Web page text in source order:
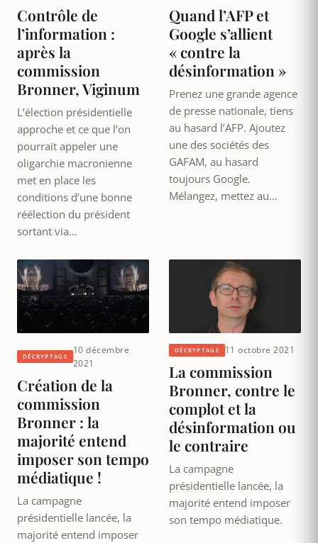
Contrôle de
l’information :
après la
commission
Bronner, Viginum
L’élection présidentielle
approche et ce que l’on
pourrait appeler une
oligarchie macronienne
met en place les
conditions d’une bonne
réélection du président
sortant via…
Quand l’AFP et
Google s’allient
« contre la
désinformation »
Prenez une grande agence
de presse nationale, tiens
au hasard l’AFP. Ajoutez
une des sociétés des
GAFAM, au hasard
toujours Google.
Mélangez, mettez au…
DÉCRYPTAGE
10 décembre
2021
Création de la
commission
Bronner : la
majorité entend
imposer son tempo
médiatique !
La campagne
présidentielle lancée, la
majorité entend imposer
DÉCRYPTAGE 11 octobre 2021
La commission
Bronner, contre le
complot et la
désinformation ou
le contraire
La campagne
présidentielle lancée, la
majorité entend imposer
son tempo médiatique.